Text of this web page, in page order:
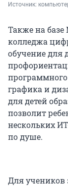
Источник:
Также на
колледжа
обучение для
графика и
для детей
позволит
нескольких
по душе.
Для учеников